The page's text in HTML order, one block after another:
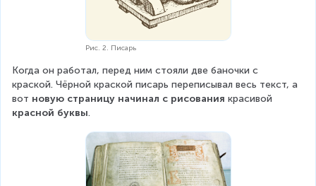
Рис. 2. Писарь
Когда он работал, перед ним стояли две баночки с
краской. Чёрной краской писарь переписывал весь текст, а
вот новую страницу начинал с рисования красивой
красной буквы.